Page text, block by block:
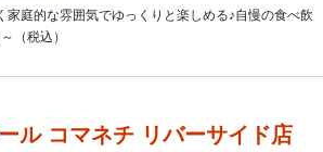
家庭的な雰囲気でゆっくりと楽しめる♪自慢の食べ飲
（税込）
ル コマネチ リバーサイド店